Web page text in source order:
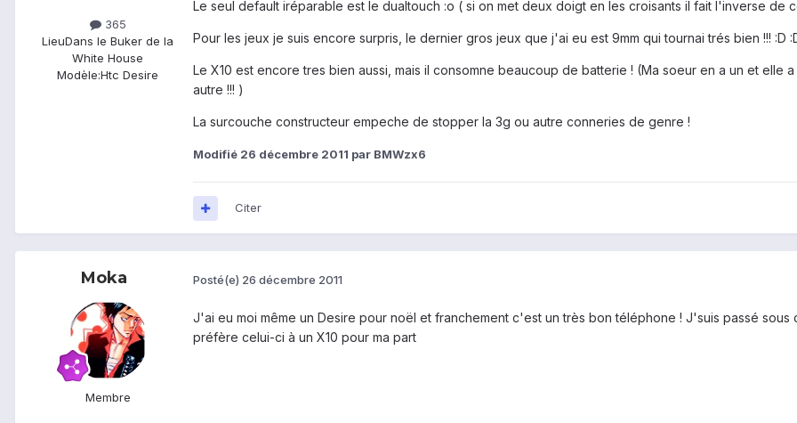
365
LieuDans le Buker de la
White House
Modèle:Htc Desire
Le seul default iréparable est le dualtouch :o ( si on met deux doigt en les croisants il fait l'inverse de
Pour les jeux je suis encore surpris, le dernier gros jeux que j'ai eu est 9mm qui tournai trés bien !!! :D
Le X10 est encore tres bien aussi, mais il consomne beaucoup de batterie ! (Ma soeur en a un et elle
autre !!! )
La surcouche constructeur empeche de stopper la 3g ou autre conneries de genre !
Modifié 26 décembre 2011 par BMWzx6
Citer
Moka
Membre
Posté(e) 26 décembre 2011
J'ai eu moi même un Desire pour noël et franchement c'est un très bon téléphone ! J'suis passé
préfère celui-ci à un X10 pour ma part